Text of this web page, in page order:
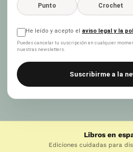
Punto Crochet
He leído y acepto el aviso legal y la
Puedes cancelar tu suscripción en cualquier
nuestras newsletters.
Suscribirme a la
Libros en
Ediciones cuidadas para